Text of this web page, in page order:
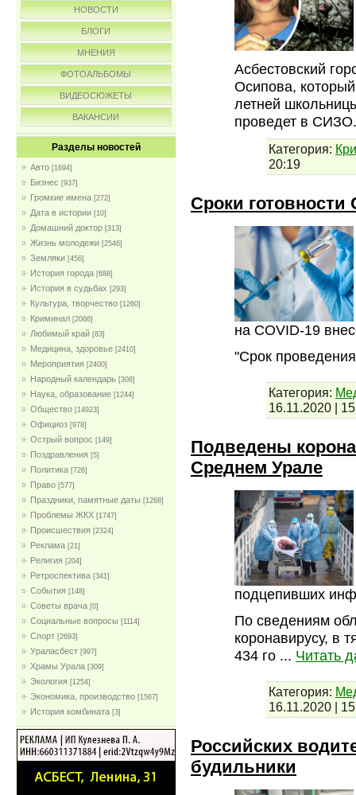
НОВОСТИ
БЛОГИ
МНЕНИЯ
ФОТОАЛЬБОМЫ
ВИДЕОСЮЖЕТЫ
ВАКАНСИИ
Разделы новостей
Авто [1694]
Бизнес [937]
Громкие имена [272]
Дата в истории [10]
Домашний доктор [313]
Жизнь молодежи [2546]
Земляки [456]
История города [688]
История в судьбах [293]
Культура, творчество [1260]
Криминал [2066]
Любимый край [83]
Медицина, здоровье [2410]
Мероприятия [2400]
Народный календарь [308]
Наука, образование [1244]
Общество [14923]
Официоз [978]
Острый вопрос [149]
Поздравления [5]
Политика [726]
Право [577]
Праздники, памятные даты [1268]
Проблемы ЖКХ [1747]
Проиcшествия [2324]
Реклама [21]
Религия [204]
Ретроспектива [341]
События [148]
Советы врача [0]
Социальные вопросы [1114]
Спорт [2693]
Ураласбест [997]
Храмы Урала [309]
Экология [1254]
Экономика, производство [1567]
История комбината [3]
Асбестовский
Осипова,
летней
проведет в
Категория:
20:19
Сроки готовности
на COVID-19
"Срок
Категория:
16.11.2020 |
Подведены
Среднем Урале
подцепивших
По сведениям
коронавирусу, в
434 го ... Читать
Категория:
16.11.2020 |
Российских
будильники